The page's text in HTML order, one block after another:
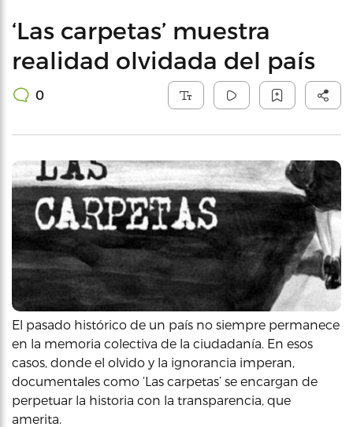
‘Las carpetas’ muestra
realidad olvidada del país
0
El pasado histórico de un país no siempre permanece
en la memoria colectiva de la ciudadanía. En esos
casos, donde el olvido y la ignorancia imperan,
documentales como ‘Las carpetas’ se encargan de
perpetuar la historia con la transparencia, que
amerita.